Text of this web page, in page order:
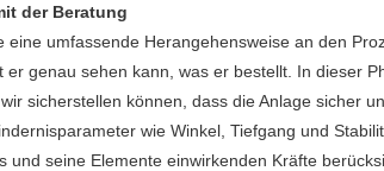
der Beratung
umfassende Herangehensweise an den
genau sehen kann, was er bestellt. In dieser
sicherstellen können, dass die Anlage sicher
wie Winkel, Tiefgang und
und seine Elemente einwirkenden Kräfte